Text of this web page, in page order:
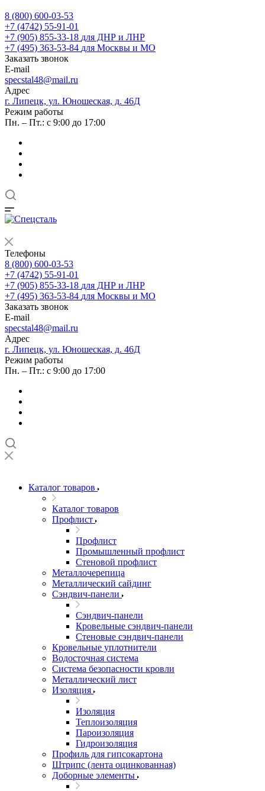
8 (800) 600-03-53
+7 (4742) 55-91-01
+7 (905) 855-33-18 для ДНР и ЛНР
+7 (495) 363-53-84 для Москвы и МО
Заказать звонок
E-mail
specstal48@mail.ru
Адрес
г. Липецк, ул. Юношеская, д. 46Д
Режим работы
Пн. – Пт.: с 9:00 до 17:00
Телефоны
8 (800) 600-03-53
+7 (4742) 55-91-01
+7 (905) 855-33-18 для ДНР и ЛНР
+7 (495) 363-53-84 для Москвы и МО
Заказать звонок
E-mail
specstal48@mail.ru
Адрес
г. Липецк, ул. Юношеская, д. 46Д
Режим работы
Пн. – Пт.: с 9:00 до 17:00
Каталог товаров
Каталог товаров
Профлист
Профлист
Промышленный профлист
Стеновой профлист
Металлочерепица
Металлический сайдинг
Сэндвич-панели
Сэндвич-панели
Кровельные сэндвич-панели
Стеновые сэндвич-панели
Кровельные уплотнители
Водосточная система
Система безопасности кровли
Металлический лист
Изоляция
Изоляция
Теплоизоляция
Пароизоляция
Гидроизоляция
Профиль для гипсокартона
Штрипс (лента оцинкованная)
Доборные элементы